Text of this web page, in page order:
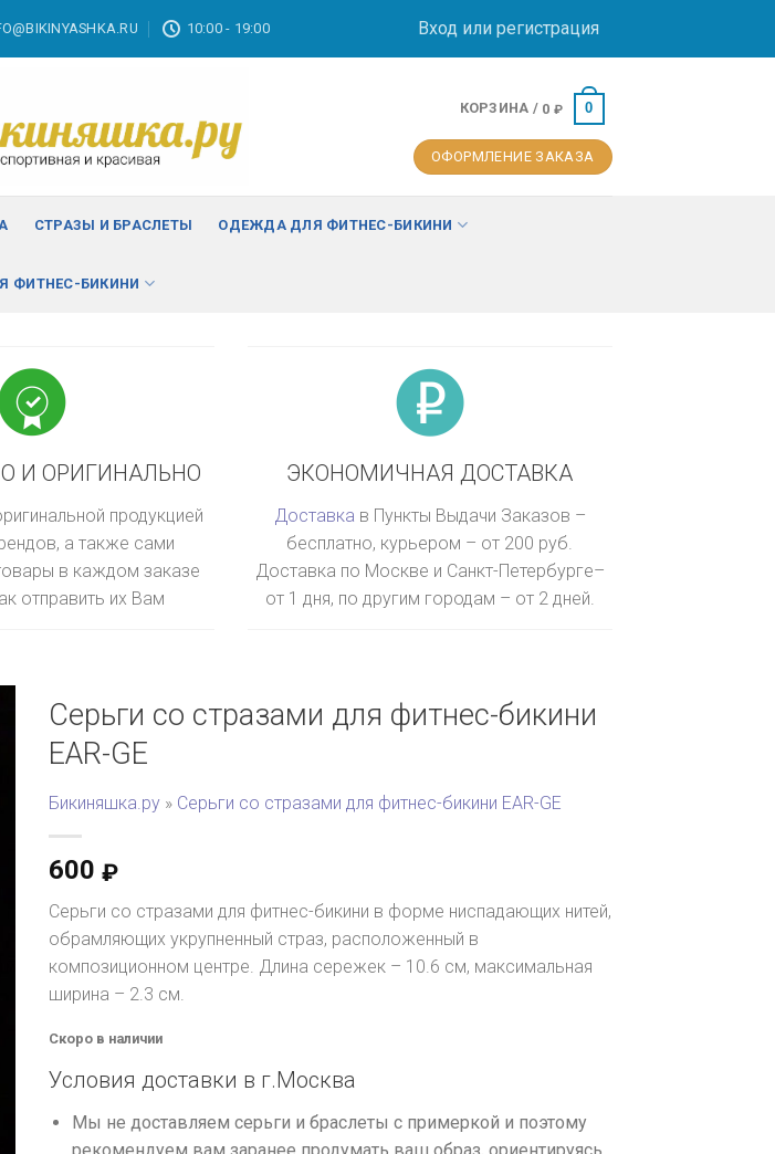
10:00 - 19:00 Вход или регистрация
КОРЗИНА / 0 ₽ 0
ОФОРМЛЕНИЕ ЗАКАЗА
СТРАЗЫ И БРАСЛЕТЫ ОДЕЖДА ДЛЯ ФИТНЕС-БИКИНИ
ФИТНЕС-БИКИНИ
И ОРИГИНАЛЬНО
продукцией
а также сами
в каждом заказе
отправить их Вам
ЭКОНОМИЧНАЯ ДОСТАВКА
Доставка в Пункты Выдачи Заказов –
бесплатно, курьером – от 200 руб.
Доставка по Москве и Санкт-Петербурге–
от 1 дня, по другим городам – от 2 дней.
Серьги со стразами для фитнес-бикини
EAR-GE
Бикиняшка.ру » Серьги со стразами для фитнес-бикини EAR-GE
600 ₽
Серьги со стразами для фитнес-бикини в форме ниспадающих нитей,
обрамляющих укрупненный страз, расположенный в
композиционном центре. Длина сережек – 10.6 см, максимальная
ширина – 2.3 см.
Скоро в наличии
Условия доставки в г.Москва
Мы не доставляем серьги и браслеты с примеркой и поэтому